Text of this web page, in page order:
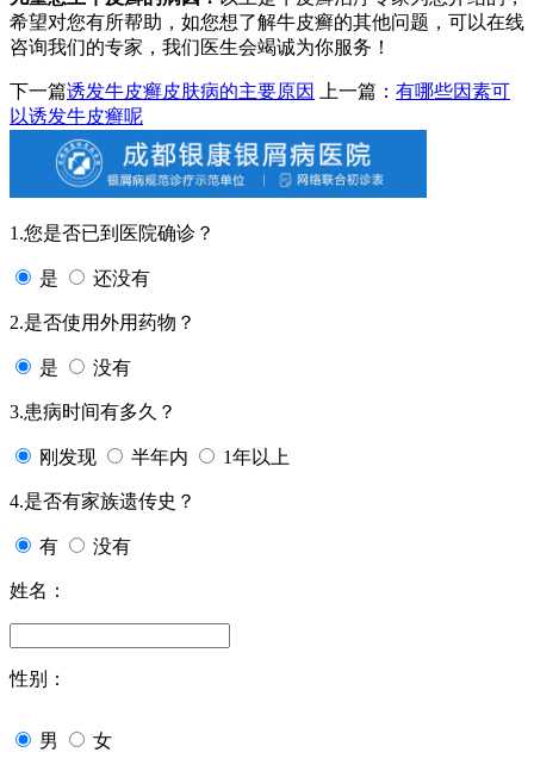
希望对您有所帮助，如您想了解牛皮癣的其他问题，可以在线
咨询我们的专家，我们医生会竭诚为你服务！
下一篇诱发牛皮癣皮肤病的主要原因 上一篇： 有哪些因素可
以诱发牛皮癣呢
1.您是否已到医院确诊？
是 还没有
2.是否使用外用药物？
是 没有
3.患病时间有多久？
刚发现 半年内 1年以上
4.是否有家族遗传史？
有 没有
姓名：
性别：
男 女